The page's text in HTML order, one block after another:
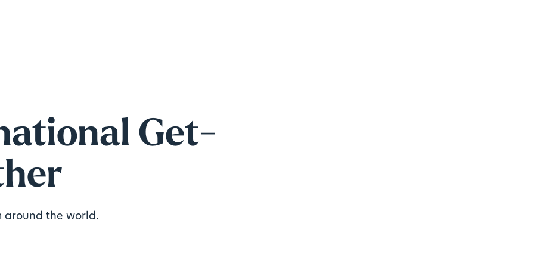
Get-
around the world.